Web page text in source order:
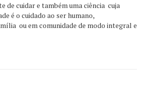
de cuidar e também uma ciência cuja
é o cuidado ao ser humano,
ou em comunidade de modo integral e